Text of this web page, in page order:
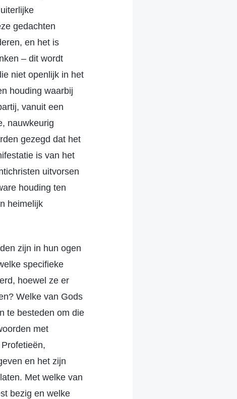
gedachten
en het is
– dit wordt
niet openlijk in het
houding waarbij
vanuit een
nauwkeurig
gezegd dat het
is van het
uitvorsen
houding ten
heimelijk
zijn in hun ogen
specifieke
hoewel ze er
Welke van Gods
te besteden om die
met
en het zijn
Met welke van
bezig en welke